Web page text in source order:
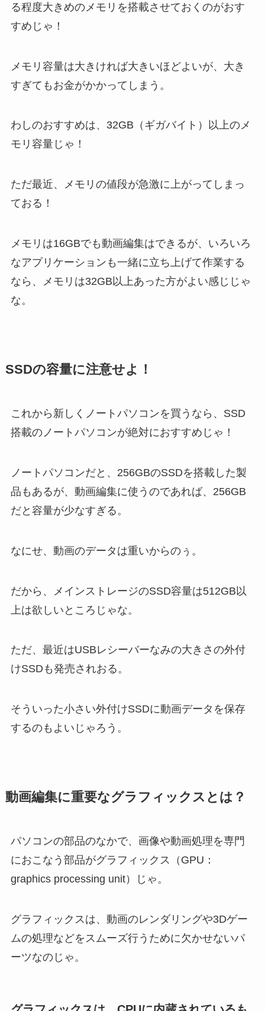
る程度大きめのメモリを搭載させておくのがおす
すめじゃ！
メモリ容量は大きければ大きいほどよいが、大き
すぎてもお金がかかってしまう。
わしのおすすめは、32GB（ギガバイト）以上のメ
モリ容量じゃ！
ただ最近、メモリの値段が急激に上がってしまっ
ておる！
メモリは16GBでも動画編集はできるが、いろいろ
なアプリケーションも一緒に立ち上げて作業する
なら、メモリは32GB以上あった方がよい感じじゃ
な。
SSDの容量に注意せよ！
これから新しくノートパソコンを買うなら、SSD
搭載のノートパソコンが絶対におすすめじゃ！
ノートパソコンだと、256GBのSSDを搭載した製
品もあるが、動画編集に使うのであれば、256GB
だと容量が少なすぎる。
なにせ、動画のデータは重いからのぅ。
だから、メインストレージのSSD容量は512GB以
上は欲しいところじゃな。
ただ、最近はUSBレシーバーなみの大きさの外付
けSSDも発売されおる。
そういった小さい外付けSSDに動画データを保存
するのもよいじゃろう。
動画編集に重要なグラフィックスとは？
パソコンの部品のなかで、画像や動画処理を専門
におこなう部品がグラフィックス（GPU：
graphics processing unit）じゃ。
グラフィックスは、動画のレンダリングや3Dゲー
ムの処理などをスムーズ行うために欠かせないパ
ーツなのじゃ。